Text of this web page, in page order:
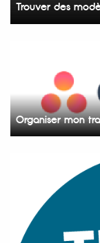
Trouver des
Organiser mon